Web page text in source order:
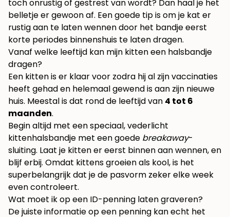
toch onrustig of gestrest van wordt? Dan haal je het
belletje er gewoon af. Een goede tip is om je kat er
rustig aan te laten wennen door het bandje eerst
korte periodes binnenshuis te laten dragen.
Vanaf welke leeftijd kan mijn kitten een halsbandje
dragen?
Een kitten is er klaar voor zodra hij al zijn vaccinaties
heeft gehad en helemaal gewend is aan zijn nieuwe
huis. Meestal is dat rond de leeftijd van 4 tot 6
maanden.
Begin altijd met een speciaal, vederlicht
kittenhalsbandje met een goede breakaway-
sluiting. Laat je kitten er eerst binnen aan wennen, en
blijf erbij. Omdat kittens groeien als kool, is het
superbelangrijk dat je de pasvorm zeker elke week
even controleert.
Wat moet ik op een ID-penning laten graveren?
De juiste informatie op een penning kan echt het